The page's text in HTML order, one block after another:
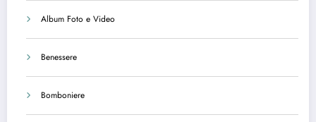
Album Foto e Video
Benessere
Bomboniere